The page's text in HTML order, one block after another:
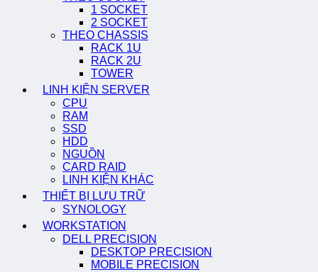
1 SOCKET
2 SOCKET
THEO CHASSIS
RACK 1U
RACK 2U
TOWER
LINH KIỆN SERVER
CPU
RAM
SSD
HDD
NGUỒN
CARD RAID
LINH KIỆN KHÁC
THIẾT BỊ LƯU TRỮ
SYNOLOGY
WORKSTATION
DELL PRECISION
DESKTOP PRECISION
MOBILE PRECISION